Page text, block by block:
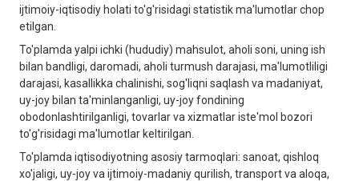
ijtimoiy-iqtisodiy holati to'g'risidagi statistik ma'lumotlar chop
etilgan.
To'plamda yalpi ichki (hududiy) mahsulot, aholi soni, uning ish
bilan bandligi, daromadi, aholi turmush darajasi, ma'lumotliligi
darajasi, kasallikka chalinishi, sog'liqni saqlash va madaniyat,
uy-joy bilan ta'minlanganligi, uy-joy fondining
obodonlashtirilganligi, tovarlar va xizmatlar iste'mol bozori
to'g'risidagi ma'lumotlar keltirilgan.
To'plamda iqtisodiyotning asosiy tarmoqlari: sanoat, qishloq
xo'jaligi, uy-joy va ijtimoiy-madaniy qurilish, transport va aloqa,